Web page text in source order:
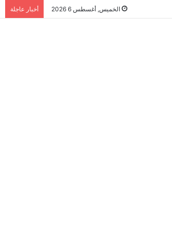
الخميس, أغسطس 6 2026 أخبار عاجلة